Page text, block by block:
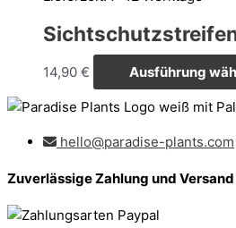
14,90 € Ausführung
hello@paradise-plants.com
Zuverlässige Zahlung und Versand